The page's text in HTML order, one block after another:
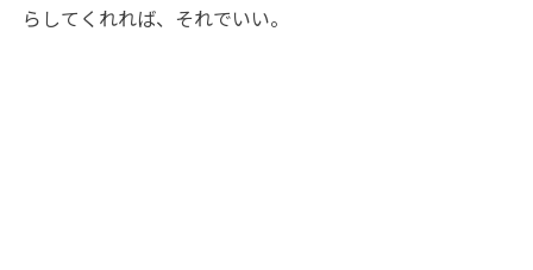
らしてくれれば、それでいい。